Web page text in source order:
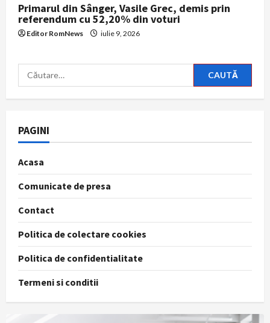
Primarul din Sânger, Vasile Grec, demis prin
referendum cu 52,20% din voturi
Editor RomNews iulie 9, 2026
Caută
după:
PAGINI
Acasa
Comunicate de presa
Contact
Politica de colectare cookies
Politica de confidentialitate
Termeni si conditii